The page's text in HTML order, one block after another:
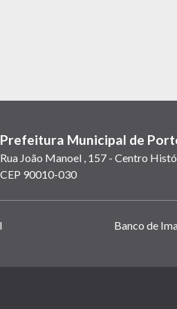
Prefeitura Municipal de
Rua João Manoel , 157 - Centro
CEP 90010-030
Banco de